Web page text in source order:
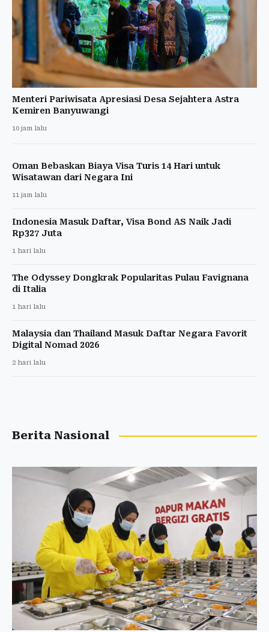
Menteri Pariwisata Apresiasi Desa Sejahtera Astra
Kemiren Banyuwangi
10 jam lalu
Oman Bebaskan Biaya Visa Turis 14 Hari untuk
Wisatawan dari Negara Ini
11 jam lalu
Indonesia Masuk Daftar, Visa Bond AS Naik Jadi
Rp327 Juta
1 hari lalu
The Odyssey Dongkrak Popularitas Pulau Favignana
di Italia
1 hari lalu
Malaysia dan Thailand Masuk Daftar Negara Favorit
Digital Nomad 2026
2 hari lalu
Berita Nasional